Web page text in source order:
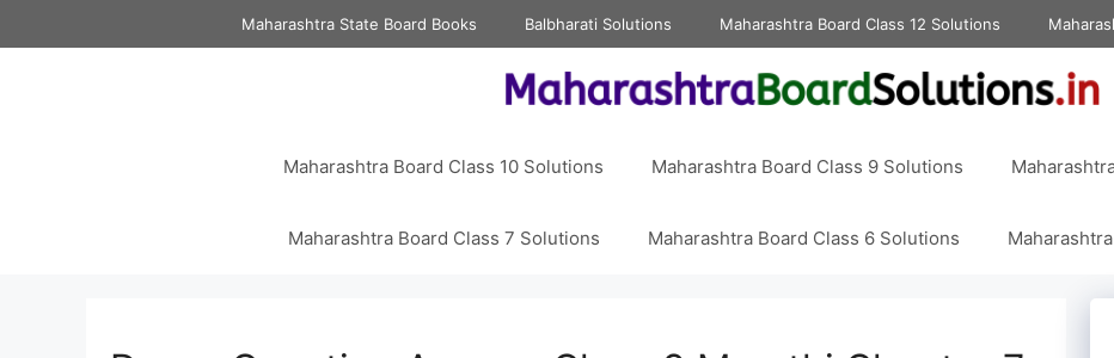
to
Maharashtra State Board Books Balbharati Solutions Maharashtra Board Class 12 Solutions
Maharashtra Board Class 10 Solutions Maharashtra Board Class 9 Solutions
Maharashtra Board Class 7 Solutions Maharashtra Board Class 6 Solutions